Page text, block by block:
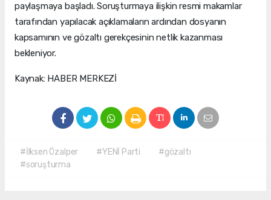
paylaşmaya başladı. Soruşturmaya ilişkin resmi makamlar
tarafından yapılacak açıklamaların ardından dosyanın
kapsamının ve gözaltı gerekçesinin netlik kazanması
bekleniyor.
Kaynak: HABER MERKEZİ
#İlksen Özalper #YENİ Parti
#gözaltı
#soruşturma